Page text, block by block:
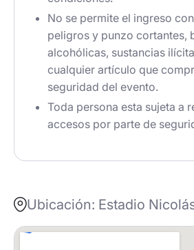
No se permite el ingreso
peligros y punzo cortantes,
alcohólicas, sustancias
cualquier artículo que
seguridad del evento.
Toda persona esta sujeta a
accesos por parte de
Ubicación: Estadio